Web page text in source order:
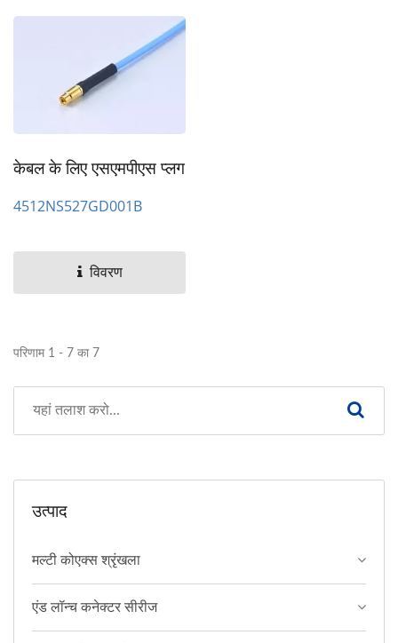
केबल के लिए एसएमपीएस प्लग
4512NS527GD001B
विवरण
परिणाम 1 - 7 का 7
उत्पाद
मल्टी कोएक्स श्रृंखला
एंड लॉन्च कनेक्टर सीरीज